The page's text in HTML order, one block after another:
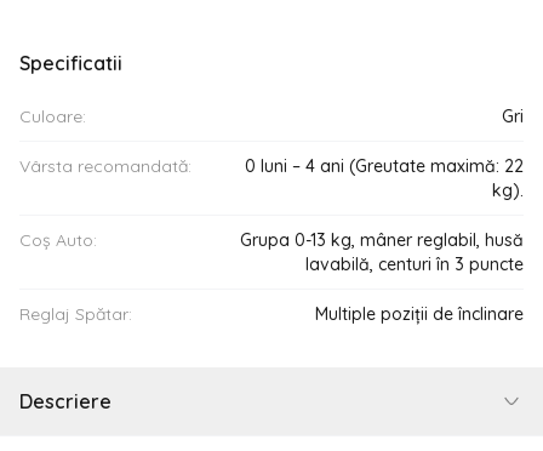
Specificatii
Culoare: Gri
Vârsta recomandată:
0 luni – 4 ani (Greutate maximă: 22
kg).
Coș Auto:
Grupa 0-13 kg, mâner reglabil, husă
lavabilă, centuri în 3 puncte
Reglaj Spătar: Multiple poziții de înclinare
Descriere